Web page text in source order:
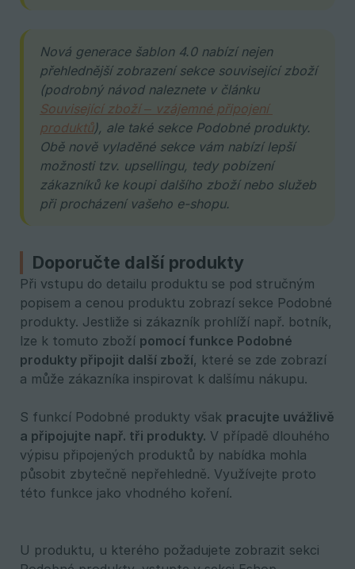
Nová generace šablon 4.0 nabízí nejen
přehlednější zobrazení sekce související zboží
(podrobný návod naleznete v článku
Související zboží – vzájemné připojení
produktů), ale také sekce Podobné produkty.
Obě nově vyladěné sekce vám nabízí lepší
možnosti tzv. upsellingu, tedy pobízení
zákazníků ke koupi dalšího zboží nebo služeb
při procházení vašeho e-shopu.
Doporučte další produkty
Při vstupu do detailu produktu se pod stručným
popisem a cenou produktu zobrazí sekce Podobné
produkty. Jestliže si zákazník prohlíží např. botník,
lze k tomuto zboží pomocí funkce Podobné
produkty připojit další zboží, které se zde zobrazí
a může zákazníka inspirovat k dalšímu nákupu.
S funkcí Podobné produkty však pracujte uvážlivě
a připojujte např. tři produkty. V případě dlouhého
výpisu připojených produktů by nabídka mohla
působit zbytečně nepřehledně. Využívejte proto
této funkce jako vhodného koření.
U produktu, u kterého požadujete zobrazit sekci